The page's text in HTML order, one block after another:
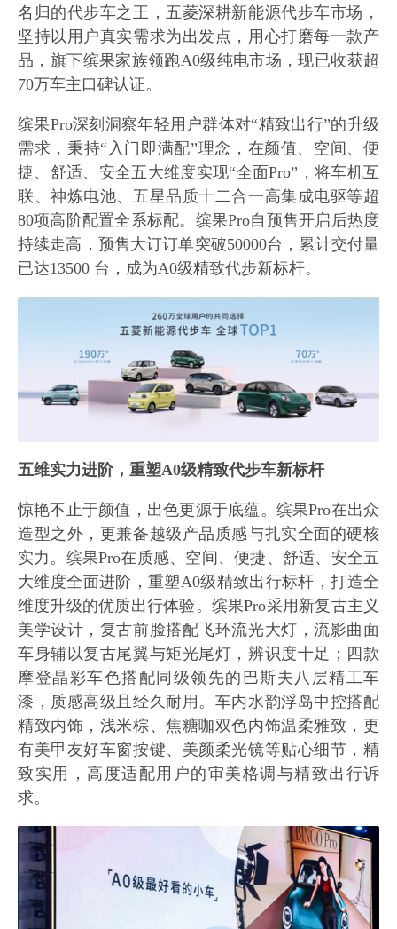
名归的代步车之王，五菱深耕新能源代步车市场，
坚持以用户真实需求为出发点，用心打磨每一款产
品，旗下缤果家族领跑A0级纯电市场，现已收获超
70万车主口碑认证。
缤果Pro深刻洞察年轻用户群体对“精致出行”的升级
需求，秉持“入门即满配”理念，在颜值、空间、便
捷、舒适、安全五大维度实现“全面Pro”，将车机互
联、神炼电池、五星品质十二合一高集成电驱等超
80项高阶配置全系标配。缤果Pro自预售开启后热度
持续走高，预售大订订单突破50000台，累计交付量
已达13500 台，成为A0级精致代步新标杆。
五维实力进阶，重塑A0级精致代步车新标杆
惊艳不止于颜值，出色更源于底蕴。缤果Pro在出众
造型之外，更兼备越级产品质感与扎实全面的硬核
实力。缤果Pro在质感、空间、便捷、舒适、安全五
大维度全面进阶，重塑A0级精致出行标杆，打造全
维度升级的优质出行体验。缤果Pro采用新复古主义
美学设计，复古前脸搭配飞环流光大灯，流影曲面
车身辅以复古尾翼与矩光尾灯，辨识度十足；四款
摩登晶彩车色搭配同级领先的巴斯夫八层精工车
漆，质感高级且经久耐用。车内水韵浮岛中控搭配
精致内饰，浅米棕、焦糖咖双色内饰温柔雅致，更
有美甲友好车窗按键、美颜柔光镜等贴心细节，精
致实用，高度适配用户的审美格调与精致出行诉
求。